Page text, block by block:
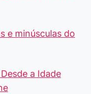
e minúsculas do
a Idade